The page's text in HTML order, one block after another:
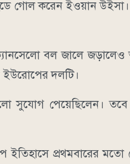
হেডে গোল করেন ইওয়ান
বল জালে
ইউরোপের দলটি।
সুযোগ পেয়েছিলেন।
ইতিহাসে প্রথমবারের